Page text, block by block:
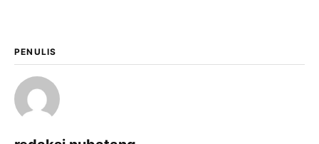
PENULIS